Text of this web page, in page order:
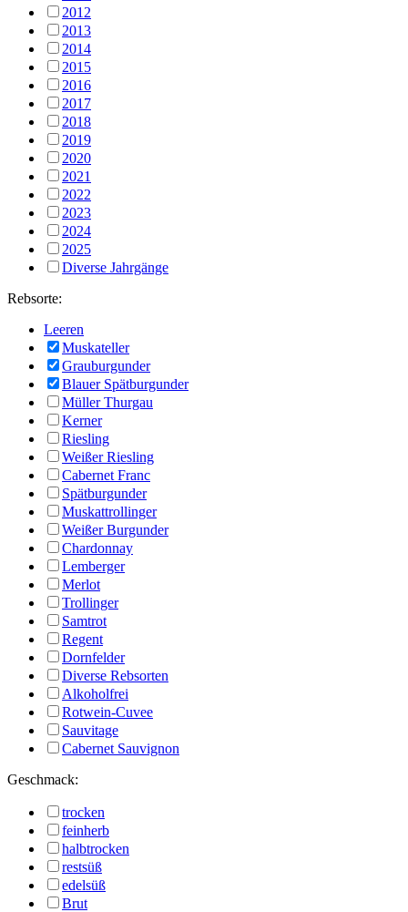
2012
2013
2014
2015
2016
2017
2018
2019
2020
2021
2022
2023
2024
2025
Diverse Jahrgänge
Rebsorte:
Leeren
Muskateller
Grauburgunder
Blauer Spätburgunder
Müller Thurgau
Kerner
Riesling
Weißer Riesling
Cabernet Franc
Spätburgunder
Muskattrollinger
Weißer Burgunder
Chardonnay
Lemberger
Merlot
Trollinger
Samtrot
Regent
Dornfelder
Diverse Rebsorten
Alkoholfrei
Rotwein-Cuvee
Sauvitage
Cabernet Sauvignon
Geschmack:
trocken
feinherb
halbtrocken
restsüß
edelsüß
Brut